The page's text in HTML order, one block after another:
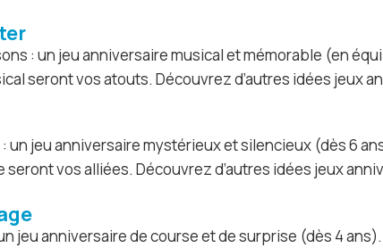
: un jeu anniversaire musical et mémorable (en
seront vos atouts. Découvrez d’autres idées jeux
: un jeu anniversaire mystérieux et silencieux (dès 6
seront vos alliées. Découvrez d’autres idées jeux
jeu anniversaire de course et de surprise (dès 4